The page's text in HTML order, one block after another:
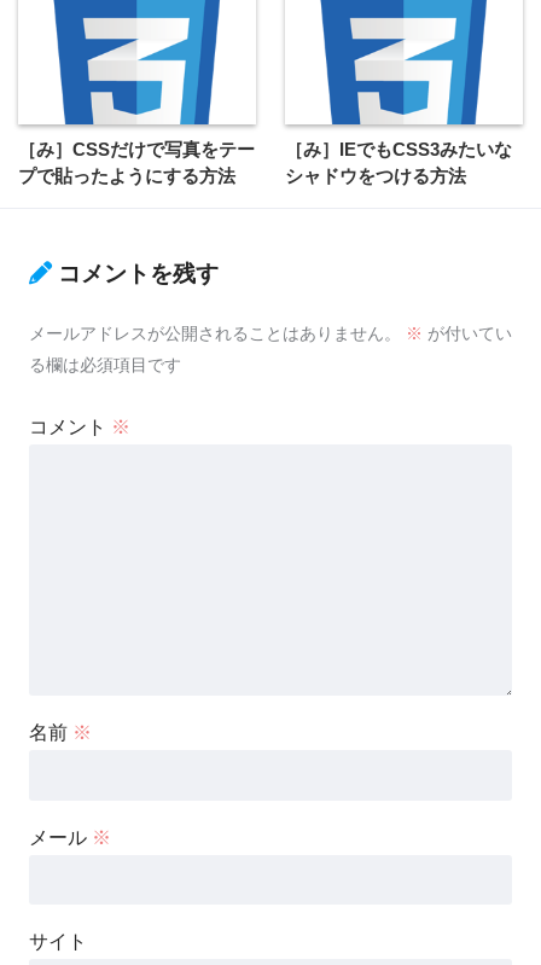
［み］CSSだけで写真をテー
プで貼ったようにする方法
［み］IEでもCSS3みたいな
シャドウをつける方法
コメントを残す
メールアドレスが公開されることはありません。 ※ が付いてい
る欄は必須項目です
コメント ※
名前 ※
メール ※
サイト